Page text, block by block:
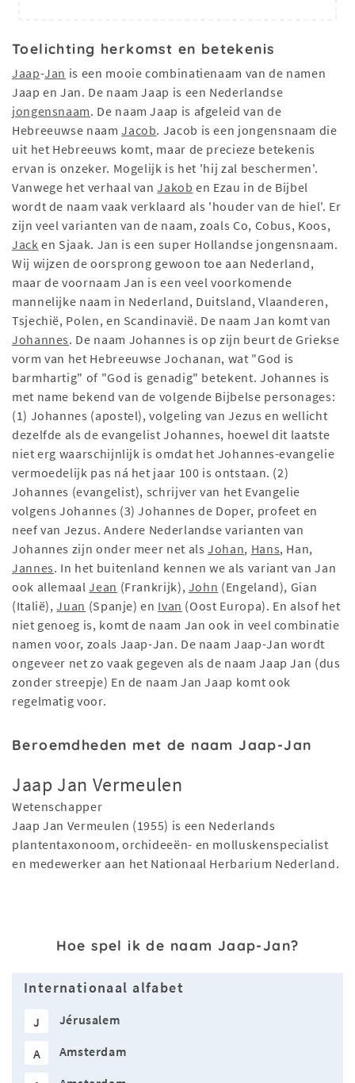
Toelichting herkomst en betekenis
Jaap-Jan is een mooie combinatienaam van de namen
Jaap en Jan. De naam Jaap is een Nederlandse
jongensnaam. De naam Jaap is afgeleid van de
Hebreeuwse naamJacob. Jacob is een jongensnaam die
uit het Hebreeuws komt, maar de precieze betekenis
ervan is onzeker. Mogelijk is het 'hij zal beschermen'.
Vanwege het verhaal vanJakob en Ezau in de Bijbel
wordt de naam vaak verklaard als 'houder van de hiel'. Er
zijn veel varianten van de naam, zoals Co, Cobus, Koos,
Jack en Sjaak. Jan is een super Hollandse jongensnaam.
Wij wijzen de oorsprong gewoon toe aan Nederland,
maar de voornaam Jan is een veel voorkomende
mannelijke naam in Nederland, Duitsland, Vlaanderen,
Tsjechië, Polen, en Scandinavië. De naam Jan komt van
Johannes. De naam Johannes is op zijn beurt de Griekse
vorm van het Hebreeuwse Jochanan, wat "God is
barmhartig" of "God is genadig" betekent. Johannes is
met name bekend van de volgende Bijbelse personages:
(1) Johannes (apostel), volgeling van Jezus en wellicht
dezelfde als de evangelist Johannes, hoewel dit laatste
niet erg waarschijnlijk is omdat het Johannes-evangelie
vermoedelijk pas ná het jaar 100 is ontstaan. (2)
Johannes (evangelist), schrijver van het Evangelie
volgens Johannes (3) Johannes de Doper, profeet en
neef van Jezus. Andere Nederlandse varianten van
Johannes zijn onder meer net alsJohan, Hans, Han,
Jannes. In het buitenland kennen we als variant van Jan
ook allemaalJean (Frankrijk), John (Engeland), Gian
(Italië),Juan (Spanje) en Ivan (Oost Europa). En alsof het
niet genoeg is, komt de naam Jan ook in veel combinatie
namen voor, zoals Jaap-Jan. De naam Jaap-Jan wordt
ongeveer net zo vaak gegeven als de naam Jaap Jan (dus
zonder streepje) En de naam Jan Jaap komt ook
regelmatig voor.
Beroemdheden met de naam Jaap-Jan
Jaap Jan Vermeulen
Wetenschapper
Jaap Jan Vermeulen (1955) is een Nederlands
plantentaxonoom, orchideeën- en molluskenspecialist
en medewerker aan het Nationaal Herbarium Nederland.
Hoe spel ik de naam Jaap-Jan?
Internationaal alfabet
J Jérusalem
A Amsterdam